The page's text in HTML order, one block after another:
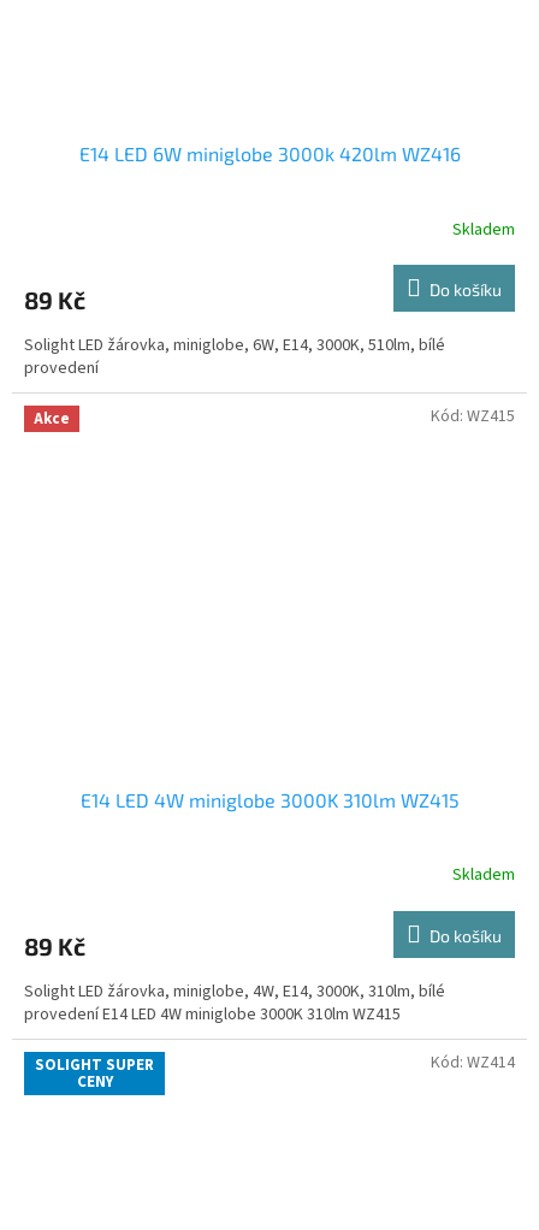
E14 LED 6W miniglobe 3000k 420lm WZ416
Skladem
89 Kč Do košíku
Solight LED žárovka, miniglobe, 6W, E14, 3000K, 510lm, bílé
provedení
Akce
E14 LED 4W miniglobe 3000K 310lm WZ415
Skladem
89 Kč Do košíku
Solight LED žárovka, miniglobe, 4W, E14, 3000K, 310lm, bílé
provedení E14 LED 4W miniglobe 3000K 310lm WZ415
Kód: WZ415
SOLIGHT SUPER
CENY
Kód: WZ414